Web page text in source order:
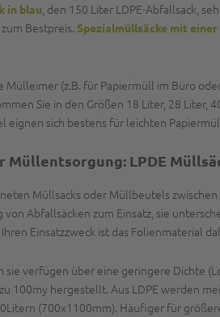
in blau, den 150 Liter LDPE-Abfallsack,
Bestpreis. Spezialmüllsäcke mit
(z.B. für Papiermüll im Büro
Sie in den Größen 18 Liter, 28
sich bestens für leichten
Müllentsorgung: LPDE
Müllsacks oder Müllbeutels
Abfallsäcken zum Einsatz, sie
Einsatzzweck ist das Folienmaterial
sie verfügen über eine geringere Dichte
100my hergestellt. Aus LDPE werden
(700x1100mm). Häufiger für